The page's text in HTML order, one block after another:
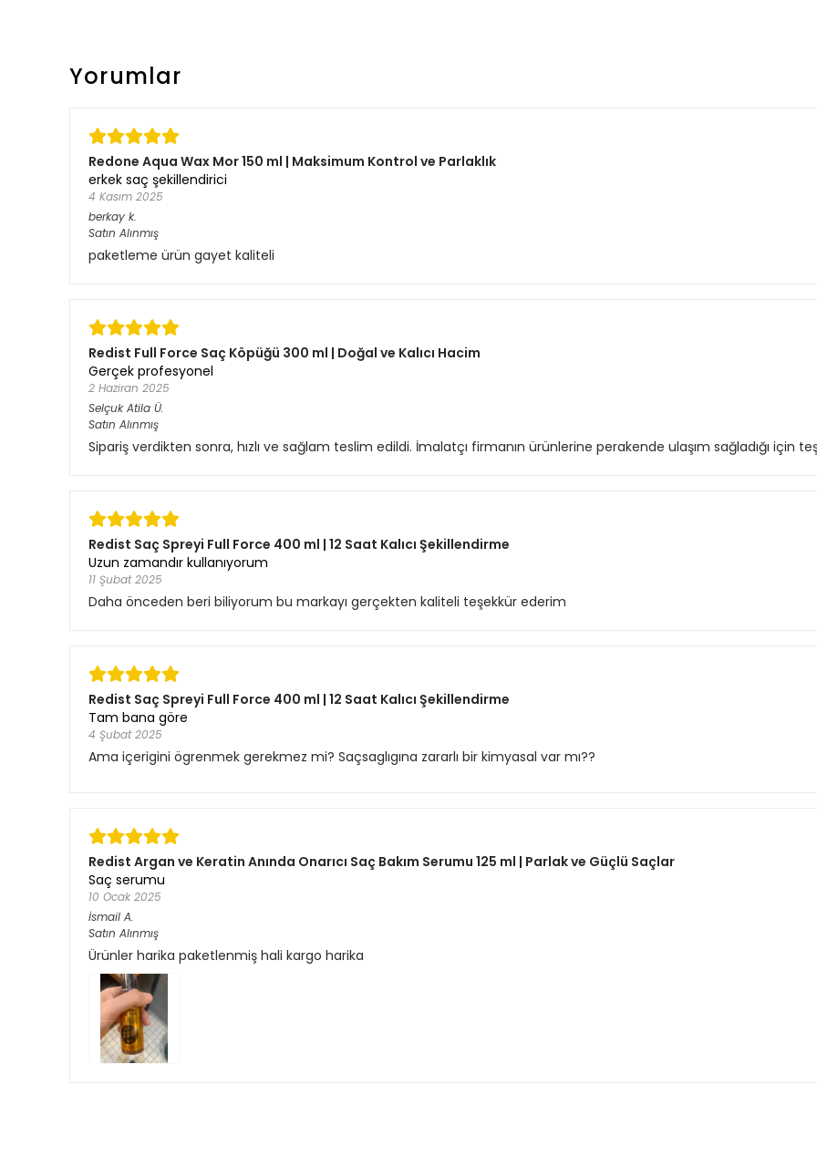
Yorumlar
Redone Aqua Wax Mor 150 ml | Maksimum Kontrol ve Parlaklık
erkek saç şekillendirici
4 Kasım 2025
berkay k.
Satın Alınmış
paketleme ürün gayet kaliteli
Redist Full Force Saç Köpüğü 300 ml | Doğal ve Kalıcı Hacim
Gerçek profesyonel
2 Haziran 2025
Selçuk Atila Ü.
Satın Alınmış
Sipariş verdikten sonra, hızlı ve sağlam teslim edildi. İmalatçı firmanın ürünlerine perakende ulaşım sağladığı için
Redist Saç Spreyi Full Force 400 ml | 12 Saat Kalıcı Şekillendirme
Uzun zamandır kullanıyorum
11 Şubat 2025
Daha önceden beri biliyorum bu markayı gerçekten kaliteli teşekkür ederim
Redist Saç Spreyi Full Force 400 ml | 12 Saat Kalıcı Şekillendirme
Tam bana göre
4 Şubat 2025
Ama içerigini ögrenmek gerekmez mi? Saçsaglıgına zararlı bir kimyasal var mı??
Redist Argan ve Keratin Anında Onarıcı Saç Bakım Serumu 125 ml | Parlak ve Güçlü Saçlar
Saç serumu
10 Ocak 2025
İsmail A.
Satın Alınmış
Ürünler harika paketlenmiş hali kargo harika